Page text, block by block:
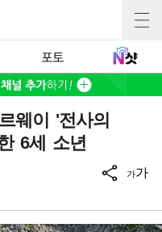
포토
웨이 '전사의
6세 소년
가가